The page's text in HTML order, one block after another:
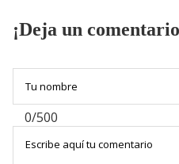
¡Deja un
0/500